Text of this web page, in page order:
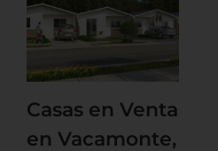
Casas en Venta
en Vacamonte,